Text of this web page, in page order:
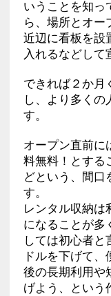
いうことを知っ
ら、場所とオ
近辺に看板を設
入れるなどして
できれば２か月
し、より多く
す。
オープン直前に
料無料！とする
どという、間口
す。
レンタル収納は
になることが多
しては初心者
ドルを下げて
後の長期利用や
げよう、という